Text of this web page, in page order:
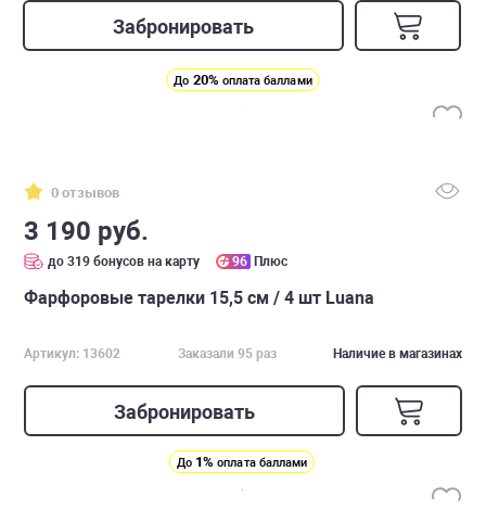
Забронировать
До 20% оплата баллами
0 отзывов
3 190 руб.
до 319 бонусов на карту 96 Плюс
Фарфоровые тарелки 15,5 см / 4 шт Luana
Артикул: 13602 Заказали 95 раз Наличие в магазинах
Забронировать
До 1% оплата баллами